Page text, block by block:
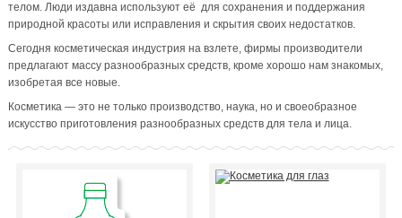
телом. Люди издавна используют её для сохранения и поддержания
природной красоты или исправления и скрытия своих недостатков.
Сегодня косметическая индустрия на взлете, фирмы производители
предлагают массу разнообразных средств, кроме хорошо нам знакомых,
изобретая все новые.
Косметика — это не только производство, наука, но и своеобразное
искусство приготовления разнообразных средств для тела и лица.